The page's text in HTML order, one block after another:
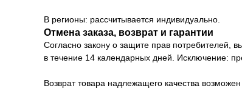
В регионы: рассчитывается индивидуально.
Отмена заказа, возврат и гарантии
Согласно закону о защите прав потребителей,
в течение 14 календарных дней. Исключение:
Возврат товара надлежащего качества